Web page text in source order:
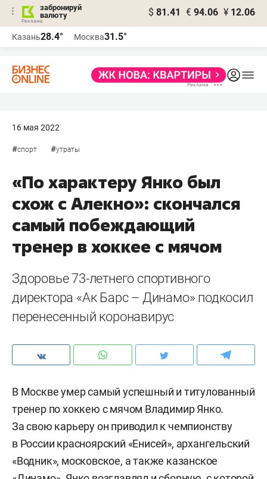
забронируй
валюту
$ 81.41 € 94.06 ¥ 12.06
Казань28.4° Москва31.5°
16 мая 2022
#спорт #утраты
«По характеру Янко был
схож с Алекно»: скончался
самый побеждающий
тренер в хоккее с мячом
Здоровье 73-летнего спортивного
директора «Ак Барс – Динамо» подкосил
перенесенный коронавирус
В Москве умер самый успешный и титулованный
тренер по хоккею с мячом Владимир Янко.
За свою карьеру он приводил к чемпионству
в России красноярский «Енисей», архангельский
«Водник», московское, а также казанское